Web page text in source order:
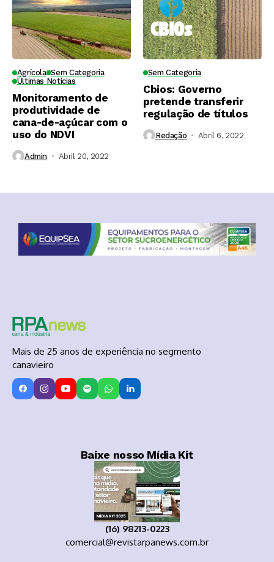
Agrícola Sem Categoria
Últimas Notícias
Monitoramento de
produtividade de
cana-de-açúcar com o
uso do NDVI
Admin Abril 20, 2022
Sem Categoria
Cbios: Governo
pretende transferir
regulação de títulos
Redação Abril 6, 2022
Mais de 25 anos de experiência no segmento
canavieiro
Baixe nosso Mídia Kit
(16) 98213-0223
comercial@revistarpanews.com.br